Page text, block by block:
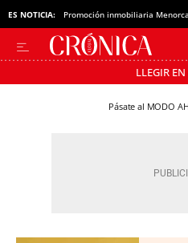
ES NOTICIA: Promoción inmobiliaria Menorca
LLEGIR
Pásate al MODO